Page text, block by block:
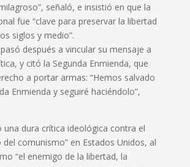
señaló, e insistió en que la
fue “clave para preservar la libertad
siglos y medio”.
después a vincular su mensaje a
y citó la Segunda Enmienda, que
a portar armas: “Hemos salvado
Enmienda y seguiré haciéndolo”,
una dura crítica ideológica contra el
del comunismo” en Estados Unidos, al
“el enemigo de la libertad, la